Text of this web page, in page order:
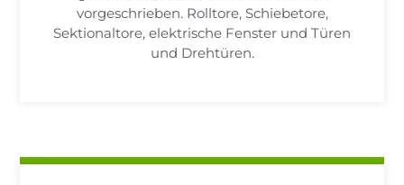
vorgeschrieben. Rolltore, Schiebetore,
Sektionaltore, elektrische Fenster und Türen
und Drehtüren.